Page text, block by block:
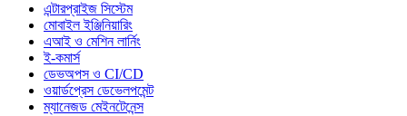
এন্টারপ্রাইজ সিস্টেম
মোবাইল ইঞ্জিনিয়ারিং
এআই ও মেশিন লার্নিং
ই-কমার্স
ডেভঅপস ও CI/CD
ওয়ার্ডপ্রেস ডেভেলপমেন্ট
ম্যানেজড মেইনটেনেন্স